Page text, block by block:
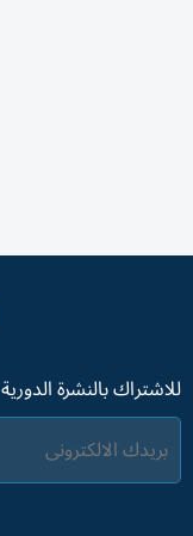
للاشتراك بالنشرة الدورية